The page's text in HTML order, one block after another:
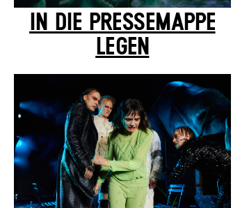
IN DIE PRESSEMAPPE
LEGEN